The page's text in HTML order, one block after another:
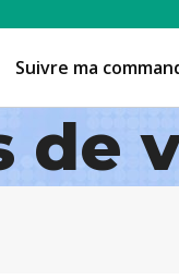
Suivre ma
de